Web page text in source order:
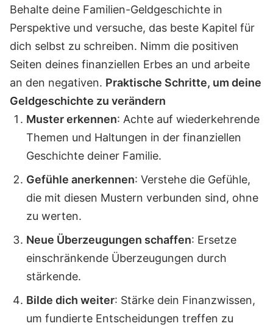
Behalte deine Familien-Geldgeschichte in
Perspektive und versuche, das beste Kapitel für
dich selbst zu schreiben. Nimm die positiven
Seiten deines finanziellen Erbes an und arbeite
an den negativen. Praktische Schritte, um deine
Geldgeschichte zu verändern
Muster erkennen: Achte auf wiederkehrende
Themen und Haltungen in der finanziellen
Geschichte deiner Familie.
Gefühle anerkennen: Verstehe die Gefühle,
die mit diesen Mustern verbunden sind, ohne
zu werten.
Neue Überzeugungen schaffen: Ersetze
einschränkende Überzeugungen durch
stärkende.
Bilde dich weiter: Stärke dein Finanzwissen,
um fundierte Entscheidungen treffen zu